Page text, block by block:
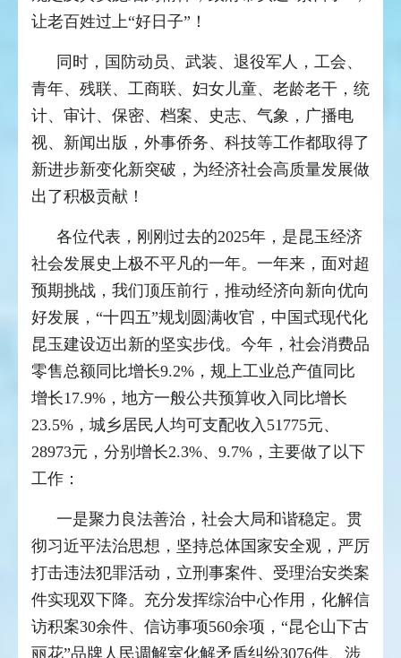
让老百姓过上“好日子”！
同时，国防动员、武装、退役军人，工会、
青年、残联、工商联、妇女儿童、老龄老干，统
计、审计、保密、档案、史志、气象，广播电
视、新闻出版，外事侨务、科技等工作都取得了
新进步新变化新突破，为经济社会高质量发展做
出了积极贡献！
各位代表，刚刚过去的2025年，是昆玉经济
社会发展史上极不平凡的一年。一年来，面对超
预期挑战，我们顶压前行，推动经济向新向优向
好发展，“十四五”规划圆满收官，中国式现代化
昆玉建设迈出新的坚实步伐。今年，社会消费品
零售总额同比增长9.2%，规上工业总产值同比
增长17.9%，地方一般公共预算收入同比增长
23.5%，城乡居民人均可支配收入51775元、
28973元，分别增长2.3%、9.7%，主要做了以下
工作：
一是聚力良法善治，社会大局和谐稳定。贯
彻习近平法治思想，坚持总体国家安全观，严厉
打击违法犯罪活动，立刑事案件、受理治安类案
件实现双下降。充分发挥综治中心作用，化解信
访积案30余件、信访事项560余项，“昆仑山下古
丽花”品牌人民调解室化解矛盾纠纷3076件、涉